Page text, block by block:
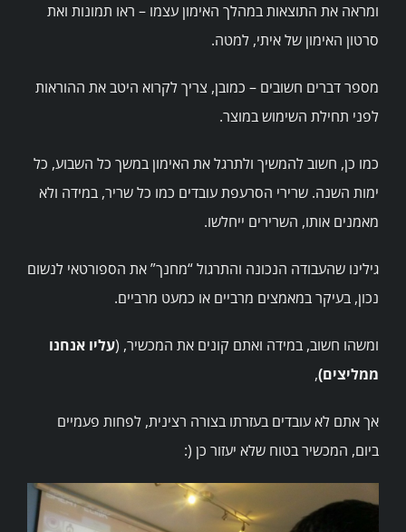
ומראה את התוצאות במהלך האימון עצמו – ראו תמונות ואת
סרטון האימון של איתי, למטה.
מספר דברים חשובים – כמובן, צריך לקרוא היטב את ההוראות
לפני תחילת השימוש במוצר.
כמו כן, חשוב להמשיך ולתרגל את האימון במשך כל השבוע, כל
ימות השנה. שרירי הסרעפת עובדים כמו כל שריר, במידה ולא
מאמנים אותו, השרירים ייחלשו.
גילינו שהעבודה הנכונה והתרגול “מחנך” את הספורטאי לנשום
נכון, בעיקר במאמצים מרביים או כמעט מרביים.
ומשהו חשוב, במידה ואתם קונים את המכשיר, (עליו אנחנו
ממליצים),
אך אתם לא עובדים בעזרתו בצורה רצינית, לפחות פעמיים
ביום, המכשיר בטוח שלא יעזור כן (: